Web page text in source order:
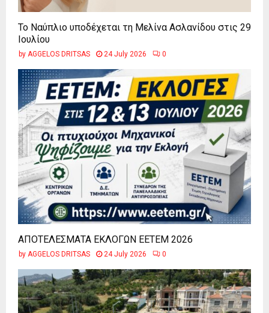
Το Ναύπλιο υποδέχεται τη Μελίνα Ασλανίδου στις 29
Ιουλίου
by AGGELOS DRITSAS 24 July 2026 0
ΑΠΟΤΕΛΕΣΜΑΤΑ ΕΚΛΟΓΩΝ ΕΕΤΕΜ 2026
by AGGELOS DRITSAS 24 July 2026 0